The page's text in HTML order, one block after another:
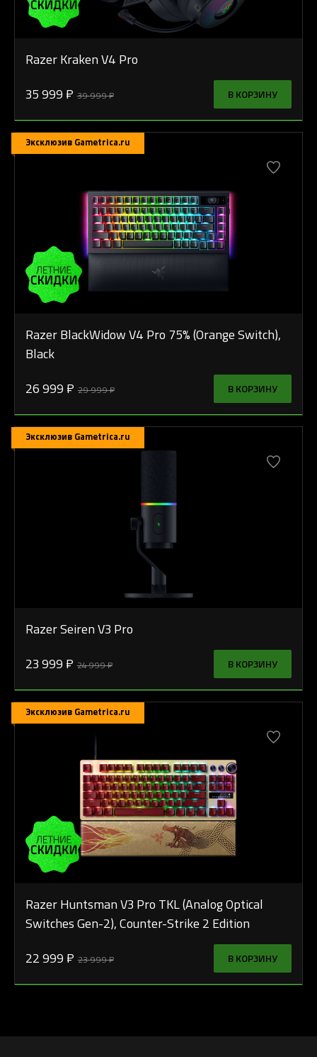
Razer Kraken V4 Pro
35 999 ₽ 39 999 ₽ В КОРЗИНУ
Эксклюзив Gametrica.ru
Razer BlackWidow V4 Pro 75% (Orange Switch),
Black
26 999 ₽ 29 999 ₽ В КОРЗИНУ
Эксклюзив Gametrica.ru
Razer Seiren V3 Pro
23 999 ₽ 24 999 ₽ В КОРЗИНУ
Эксклюзив Gametrica.ru
Razer Huntsman V3 Pro TKL (Analog Optical
Switches Gen-2), Counter-Strike 2 Edition
22 999 ₽ 23 999 ₽ В КОРЗИНУ